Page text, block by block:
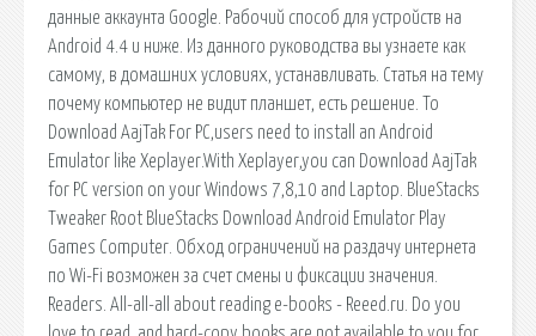
данные аккаунта Google. Рабочий способ для устройств на
Android 4.4 и ниже. Из данного руководства вы узнаете как
самому, в домашних условиях, устанавливать. Статья на тему
почему компьютер не видит планшет, есть решение. To
Download AajTak For PC,users need to install an Android
Emulator like Xeplayer.With Xeplayer,you can Download AajTak
for PC version on your Windows 7,8,10 and Laptop. BlueStacks
Tweaker Root BlueStacks Download Android Emulator Play
Games Computer. Обход ограничений на раздачу интернета
по Wi-Fi возможен за счет смены и фиксации значения.
Readers. All-all-all about reading e-books - Reeed.ru. Do you